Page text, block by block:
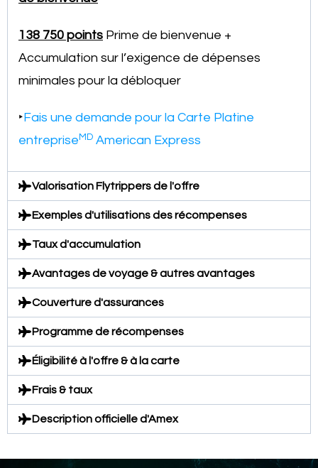
138 750 points Prime de bienvenue +
Accumulation sur l’exigence de dépenses
minimales pour la débloquer
‣ Fais une demande pour la Carte Platine
entrepriseMD American Express
Valorisation Flytrippers de l'offre
Exemples d'utilisations des récompenses
Taux d'accumulation
Avantages de voyage & autres avantages
Couverture d'assurances
Programme de récompenses
Éligibilité à l'offre & à la carte
Frais & taux
Description officielle d'Amex